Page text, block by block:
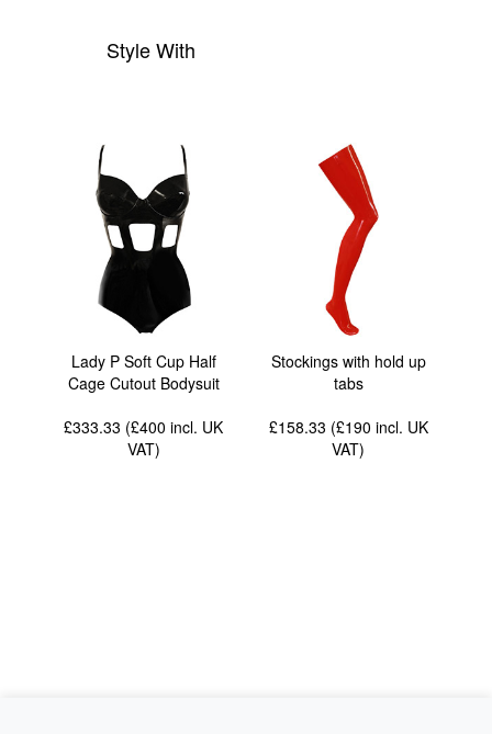
Style With
Lady P Soft Cup Half
Cage Cutout Bodysuit
£333.33 (£400incl. UK
VAT)
Stockings with hold up
tabs
£158.33 (£190 incl. UK
VAT)